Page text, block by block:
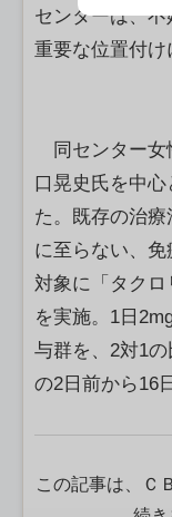
センターは、
重要な位置付け
同センター女
口晃史氏を中
た。既存の治
に至らない、
対象に「タク
を実施。1日
与群を、2対1
の2日前から16
この記事は、Ｃ